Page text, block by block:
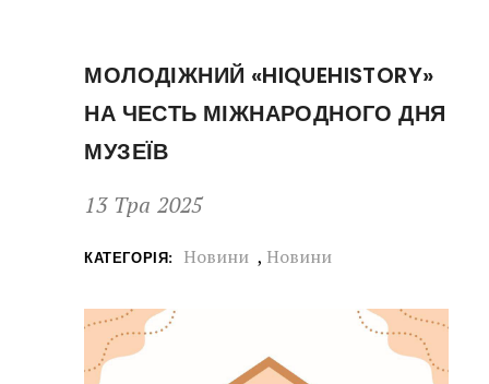
МОЛОДІЖНИЙ «HIQUEHISTORY»
НА ЧЕСТЬ МІЖНАРОДНОГО ДНЯ
МУЗЕЇВ
13 Тра 2025
КАТЕГОРІЯ: Новини , Новини